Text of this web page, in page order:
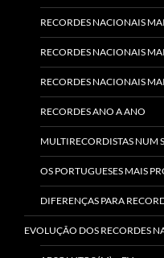
RECORDES NACIONAIS
RECORDES NACIONAIS
RECORDES NACIONAIS
RECORDES ANO A ANO
MULTIRECORDISTAS NUM
OS PORTUGUESES MAIS
DIFERENÇAS PARA
EVOLUÇÃO DOS RECORDES